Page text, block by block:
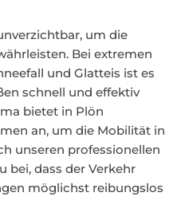
um die
Bei extremen
und Glatteis ist es
schnell und effektiv
bietet in Plön
an, um die Mobilität in
unseren professionellen
bei, dass der Verkehr
möglichst reibungslos